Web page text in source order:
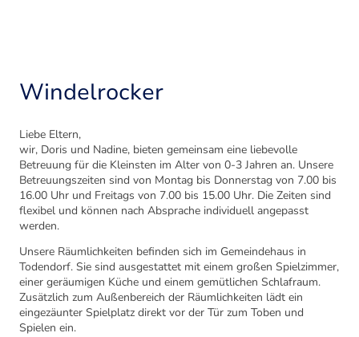
Windelrocker
Liebe Eltern,
wir, Doris und Nadine, bieten gemeinsam eine liebevolle
Betreuung für die Kleinsten im Alter von 0-3 Jahren an. Unsere
Betreuungszeiten sind von Montag bis Donnerstag von 7.00 bis
16.00 Uhr und Freitags von 7.00 bis 15.00 Uhr. Die Zeiten sind
flexibel und können nach Absprache individuell angepasst
werden.
Unsere Räumlichkeiten befinden sich im Gemeindehaus in
Todendorf. Sie sind ausgestattet mit einem großen Spielzimmer,
einer geräumigen Küche und einem gemütlichen Schlafraum.
Zusätzlich zum Außenbereich der Räumlichkeiten lädt ein
eingezäunter Spielplatz direkt vor der Tür zum Toben und
Spielen ein.